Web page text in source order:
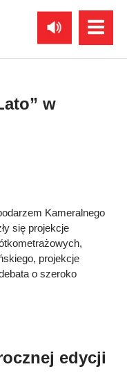
w
Kameralnego
się projekcje
projekcje
o szeroko
edycji